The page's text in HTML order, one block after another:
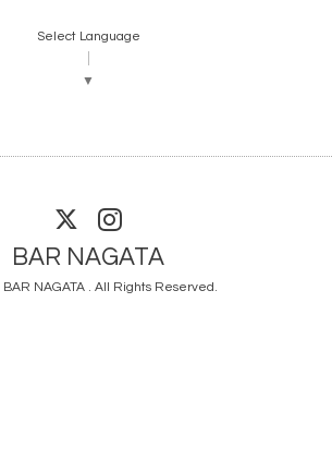
Select Language
▼
BAR NAGATA
BAR NAGATA . All Rights Reserved.